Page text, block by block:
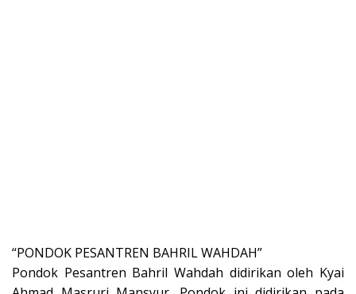
“PONDOK PESANTREN BAHRIL WAHDAH”
Pondok Pesantren Bahril Wahdah didirikan oleh Kyai